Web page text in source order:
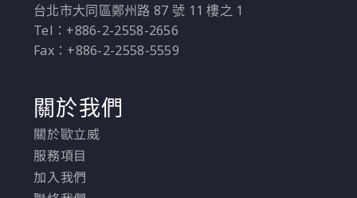
台北市大同區鄭州路 87 號 11 樓之 1
Tel：+886-2-2558-2656
Fax：+886-2-2558-5559
關於我們
關於歐立威
服務項目
加入我們